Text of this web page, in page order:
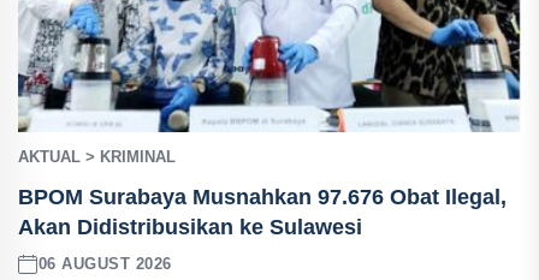
AKTUAL > KRIMINAL
BPOM Surabaya Musnahkan 97.676 Obat Ilegal,
Akan Didistribusikan ke Sulawesi
06 AUGUST 2026